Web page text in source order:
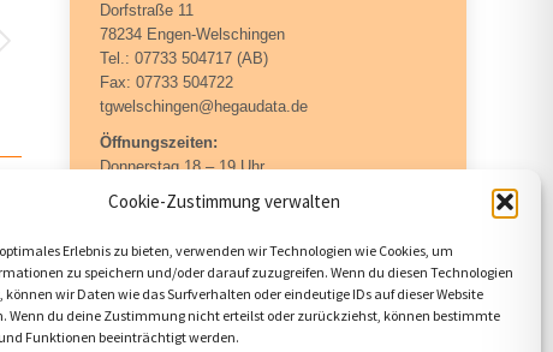
Cookie-Zustimmung verwalten
Erlebnis zu bieten, verwenden wir Technologien wie Cookies, um
zu speichern und/oder darauf zuzugreifen. Wenn du diesen Technologien
wir Daten wie das Surfverhalten oder eindeutige IDs auf dieser Website
Wenn du deine Zustimmung nicht erteilst oder zurückziehst, können bestimmte
Funktionen beeinträchtigt werden.
Dorfstraße 11
78234 Engen-Welschingen
Tel.: 07733 504717 (AB)
Fax: 07733 504722
tgwelschingen@hegaudata.de
Öffnungszeiten:
Donnerstag 18 – 19 Uhr